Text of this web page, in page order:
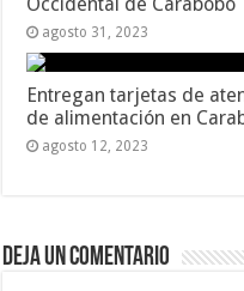
agosto 31, 2023
Entregan tarjetas de
de alimentación en
agosto 12, 2023
Deja un comentario